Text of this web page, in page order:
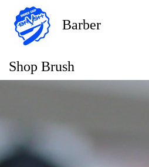
Barber
Shop Brush